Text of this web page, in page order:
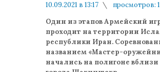
10.09.2021 в 13:17
просмотров:
Один из этапов Армейский
проходит на территории
республики Иран.
названием «Мастер-
начались на полигоне вблизи